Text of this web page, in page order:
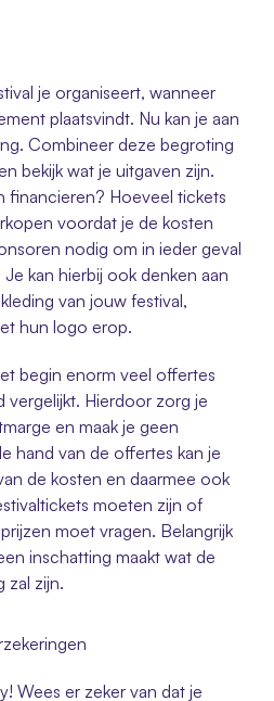
je organiseert, wanneer
plaatsvindt. Nu kan je aan
Combineer deze begroting
bekijk wat je uitgaven zijn.
financieren? Hoeveel tickets
voordat je de kosten
nodig om in ieder geval
kan hierbij ook denken aan
van jouw festival,
hun logo erop.
begin enorm veel offertes
vergelijkt. Hierdoor zorg je
en maak je geen
hand van de offertes kan je
de kosten en daarmee ook
moeten zijn of
moet vragen. Belangrijk
inschatting maakt wat de
zal zijn.
Wees er zeker van dat je